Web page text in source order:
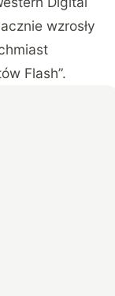
wzrosły
Flash”.